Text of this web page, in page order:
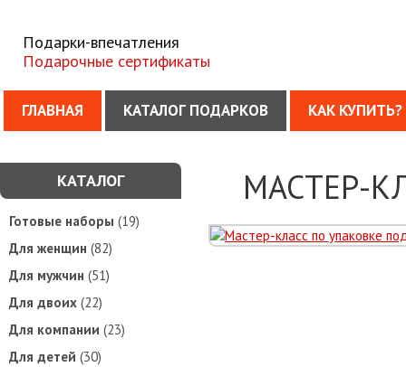
Подарки-впечатления
Подарочные сертификаты
ГЛАВНАЯ КАТАЛОГ ПОДАРКОВ КАК КУПИТЬ?
МАСТЕР-
КАТАЛОГ
Готовые наборы (19)
Для женщин (82)
Для мужчин (51)
Для двоих (22)
Для компании (23)
Для детей (30)